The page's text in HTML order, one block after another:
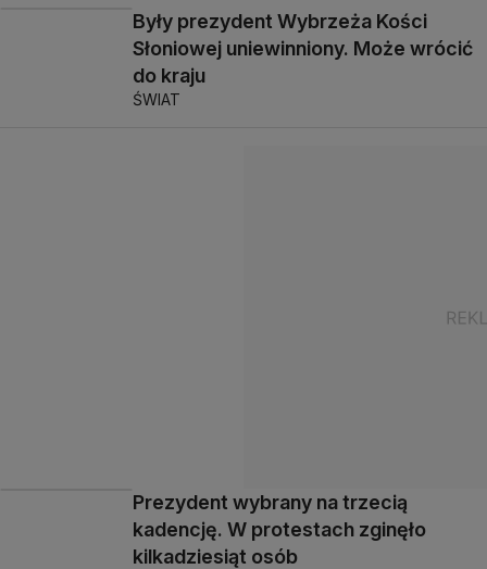
Były prezydent Wybrzeża Kości
Słoniowej uniewinniony. Może wrócić
do kraju
ŚWIAT
Prezydent wybrany na trzecią
kadencję. W protestach zginęło
kilkadziesiąt osób